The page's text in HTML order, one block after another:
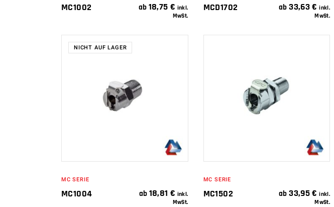
MC1002 ab 18,75 € inkl.
MwSt.
MCD1702 ab33,63€ inkl.
MwSt.
NICHT AUF LAGER
WEITERLESEN
MC SERIE
MC1004 ab 18,81 € inkl.
MwSt.
IN DEN
WARENKORB
MC SERIE
MC1502 ab33,95€ inkl.
MwSt.